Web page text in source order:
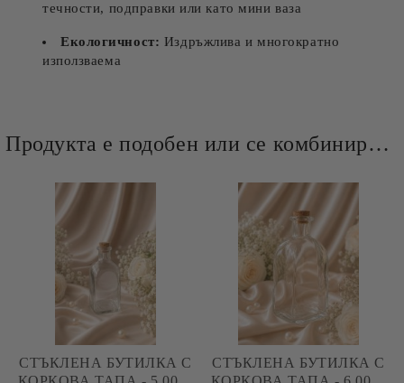
течности, подправки или като мини ваза
Екологичност: Издръжлива и многократно
използваема
Продукта е подобен или се комбинира добре и със следните продукти :
СТЪКЛЕНА БУТИЛКА С
СТЪКЛЕНА БУТИЛКА С